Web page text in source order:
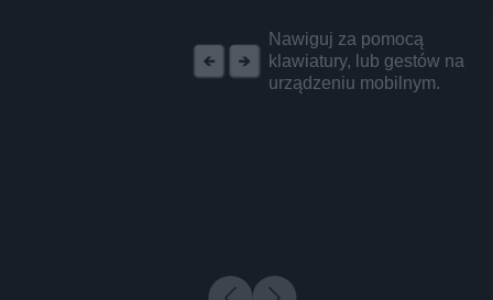
Nawiguj za pomocą
klawiatury, lub gestów na
urządzeniu mobilnym.